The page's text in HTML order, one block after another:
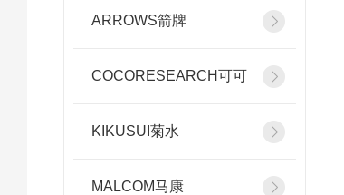
ARROWS箭牌
COCORESEARCH可可
KIKUSUI菊水
MALCOM马康